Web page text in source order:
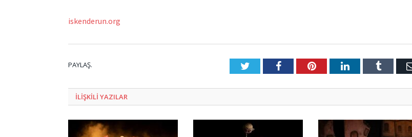
iskenderun.org
PAYLAŞ. TwitterFacebookPinterestLinkedInTumblr
ILIŞKILI YAZILAR